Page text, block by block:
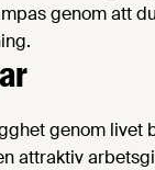
genom att
genom livet
attraktiv